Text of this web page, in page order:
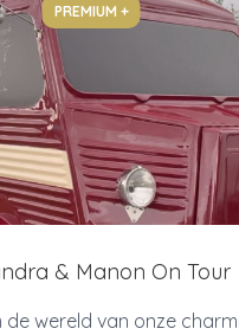
PREMIUM +
& Manon On Tour
de wereld van onze